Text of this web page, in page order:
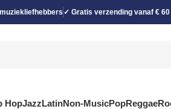
✓ Gratis verzending vanaf € 60
HopJazzLatinNon-MusicPopReggae